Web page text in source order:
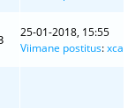
25-01-2018, 15:55
Viimane postitus: